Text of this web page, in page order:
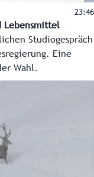
23:46
Lebensmittel
Studiogespräch
Eine
Wahl.